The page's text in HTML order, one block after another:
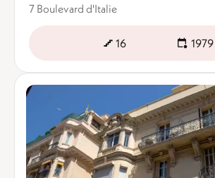
7 Boulevard d'Italie
16 1979